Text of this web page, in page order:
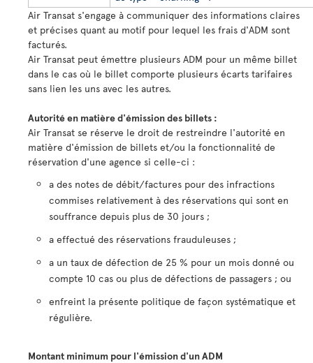
Air Transat s'engage à communiquer des informations claires
et précises quant au motif pour lequel les frais d'ADM sont
facturés.
Air Transat peut émettre plusieurs ADM pour un même billet
dans le cas où le billet comporte plusieurs écarts tarifaires
sans lien les uns avec les autres.
Autorité en matière d'émission des billets :
Air Transat se réserve le droit de restreindre l'autorité en
matière d'émission de billets et/ou la fonctionnalité de
réservation d'une agence si celle-ci :
a des notes de débit/factures pour des infractions
commises relativement à des réservations qui sont en
souffrance depuis plus de 30 jours ;
a effectué des réservations frauduleuses ;
a un taux de défection de 25 % pour un mois donné ou
compte 10 cas ou plus de défections de passagers ; ou
enfreint la présente politique de façon systématique et
régulière.
Montant minimum pour l'émission d'un ADM